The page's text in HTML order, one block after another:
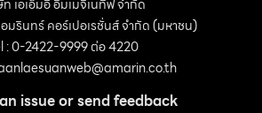
เอเอ็มอี อิมเมจิเนทีฟ จำกัด
มรินทร์ คอร์เปอเรชั่นส์ จำกัด (มหาชน)
: 0-2422-9999 ต่อ 4220
issue or send feedback